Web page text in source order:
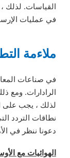
القياسات. لذلك
في عمليات
ملاءمة
في صناعات
الرادارات. ومع
لذلك ، يجب على
نطاقات التردد
دعونا ننظر في
الهوائيات مع